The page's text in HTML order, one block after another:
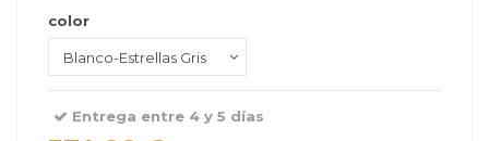
color
Entrega entre 4 y 5 días